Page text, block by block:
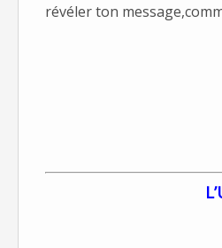
révéler ton